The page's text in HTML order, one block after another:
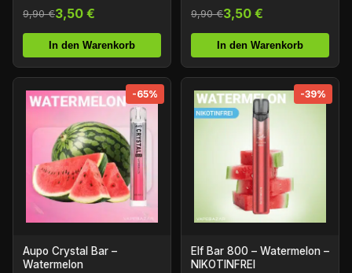
9,90 €3,50 €
In den Warenkorb
9,90 €3,50 €
In den Warenkorb
-65%
Aupo Crystal Bar –
Watermelon
-39%
Elf Bar 800 – Watermelon –
NIKOTINFREI